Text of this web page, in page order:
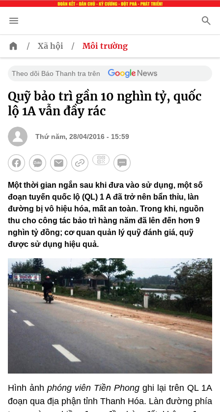
/ Xã hội / Môi trường
Theo dõi Báo Thanh tra trên
Quỹ bảo trì gần 10 nghìn tỷ, quốc
lộ 1A vẫn đầy rác
Thứ năm, 28/04/2016 - 15:59
Một thời gian ngắn sau khi đưa vào sử dụng, một số
đoạn tuyến quốc lộ (QL) 1 A đã trở nên bẩn thỉu, làn
đường bị vô hiệu hóa, mất an toàn. Trong khi, nguồn
thu cho công tác bảo trì hàng năm đã lên đến hơn 9
nghìn tỷ đồng; cơ quan quản lý quỹ đánh giá, quỹ
được sử dụng hiệu quả.
Hình ảnh phóng viên Tiền Phong ghi lại trên QL 1A
đoạn qua địa phận tỉnh Thanh Hóa. Làn đường phía